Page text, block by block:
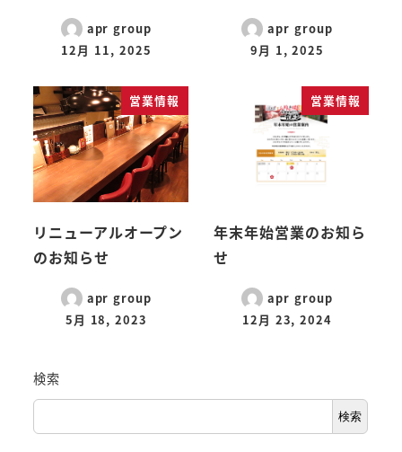
apr group
12月 11, 2025
apr group
9月 1, 2025
営業情報
リニューアルオープン
のお知らせ
apr group
5月 18, 2023
営業情報
年末年始営業のお知ら
せ
apr group
12月 23, 2024
検索
検索